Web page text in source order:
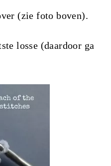
(zie foto boven).
losse (daardoor ga